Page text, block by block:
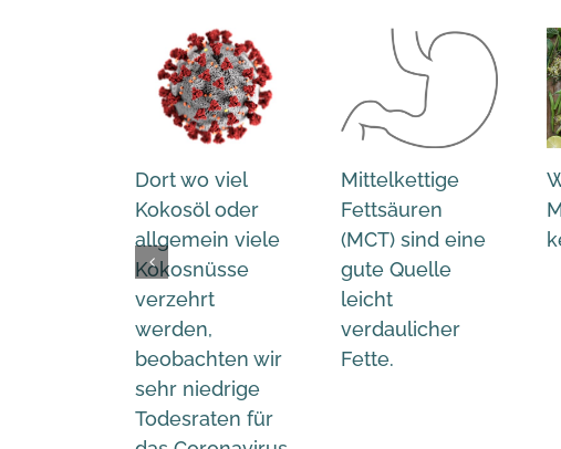
Dort wo viel
Kokosöl oder
allgemein viele
Kokosnüsse
verzehrt
werden,
beobachten wir
sehr niedrige
Todesraten für
Mittelkettige
Fettsäuren
(MCT) sind eine
gute Quelle
leicht
verdaulicher
Fette.